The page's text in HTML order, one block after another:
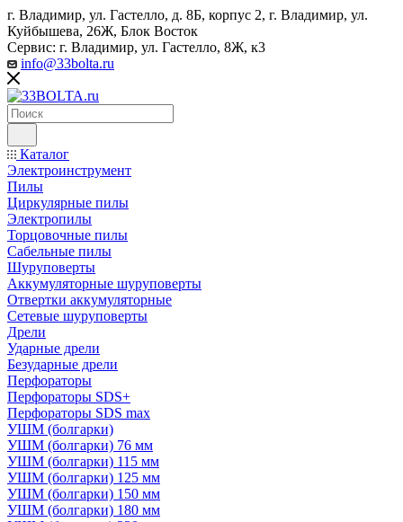
г. Владимир, ул. Гастелло, д. 8Б, корпус 2, г. Владимир, ул. ​
Куйбышева, 26Ж, Блок Восток
Сервис: г. Владимир, ул. Гастелло, 8Ж, к3
info@33bolta.ru
Каталог
Электроинструмент
Пилы
Циркулярные пилы
Электропилы
Торцовочные пилы
Сабельные пилы
Шуруповерты
Аккумуляторные шуруповерты
Отвертки аккумуляторные
Сетевые шуруповерты
Дрели
Ударные дрели
Безударные дрели
Перфораторы
Перфораторы SDS+
Перфораторы SDS max
УШМ (болгарки)
УШМ (болгарки) 76 мм
УШМ (болгарки) 115 мм
УШМ (болгарки) 125 мм
УШМ (болгарки) 150 мм
УШМ (болгарки) 180 мм